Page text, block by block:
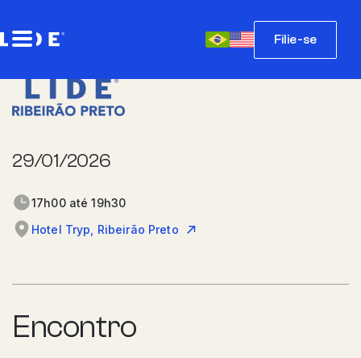
Filie-se
29/01/2026
17h00 até 19h30
Hotel Tryp, Ribeirão Preto
Encontro